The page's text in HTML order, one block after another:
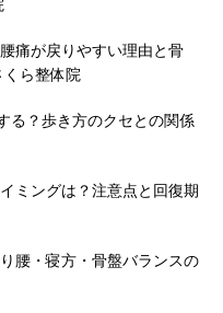
痛が戻りやすい理由と骨
ら整体院
る？歩き方のクセとの関係
ミングは？注意点と回復期
腰・寝方・骨盤バランスの